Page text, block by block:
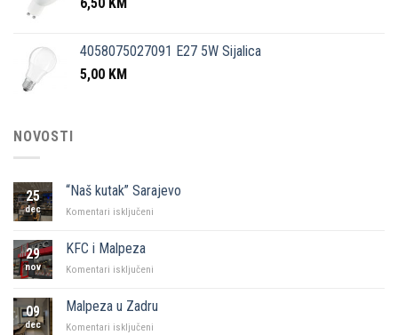
4058075027091 E27 5W Sijalica
5,00 KM
NOVOSTI
25
dec
“Naš kutak” Sarajevo
Komentari isključeni
29
nov
KFC i Malpeza
Komentari isključeni
Malpeza
09
dec
Malpeza u Zadru
Komentari isključeni